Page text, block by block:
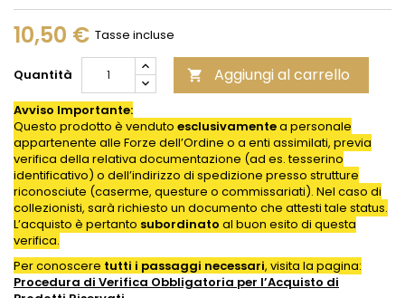
10,50 € Tasse incluse
Quantità  Aggiungi al carrello
Avviso Importante:
Questo prodotto è venduto esclusivamentea personale
appartenente alle Forze dell’Ordine o a enti assimilati, previa
verifica della relativa documentazione (ad es. tesserino
identificativo) o dell’indirizzo di spedizione presso strutture
riconosciute (caserme, questure o commissariati). Nel caso di
collezionisti, sarà richiesto un documento che attesti tale status.
L’acquisto è pertanto subordinato al buon esito di questa
verifica.
Per conoscere tutti i passaggi necessari, visita la pagina:
Procedura di Verifica Obbligatoria per l’Acquisto di